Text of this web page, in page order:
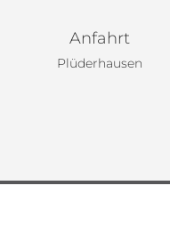
Anfahrt
Plüderhausen